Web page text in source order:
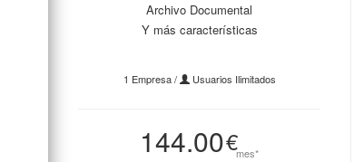
Archivo Documental
Y más características
1 Empresa / Usuarios Ilimitados
144.00€mes*